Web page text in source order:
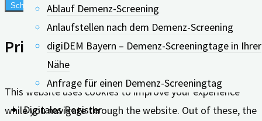
Ablauf Demenz-Screening
Anlaufstellen nach dem Demenz-Screening
digiDEM Bayern – Demenz-Screeningtage in Ihrer
Nähe
Anfrage für einen Demenz-Screeningtag
Digitales Register
Schließen
Privacy Overview
This website uses cookies to improve your experience
while you navigate through the website. Out of these, the